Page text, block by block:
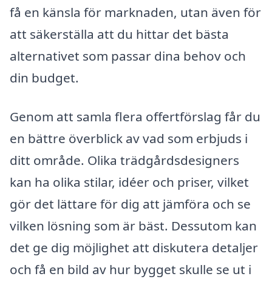
få en känsla för marknaden, utan även för
att säkerställa att du hittar det bästa
alternativet som passar dina behov och
din budget.
Genom att samla flera offertförslag får du
en bättre överblick av vad som erbjuds i
ditt område. Olika trädgårdsdesigners
kan ha olika stilar, idéer och priser, vilket
gör det lättare för dig att jämföra och se
vilken lösning som är bäst. Dessutom kan
det ge dig möjlighet att diskutera detaljer
och få en bild av hur bygget skulle se ut i